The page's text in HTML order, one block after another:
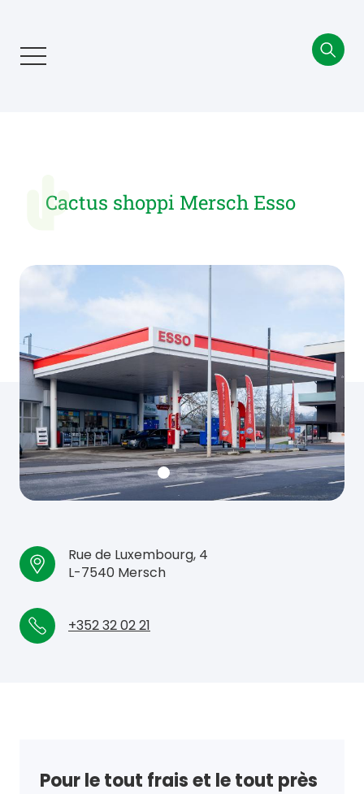
Cactus shoppi Mersch Esso
Rue de Luxembourg, 4
L-7540 Mersch
+352 32 02 21
Pour le tout frais et le tout près